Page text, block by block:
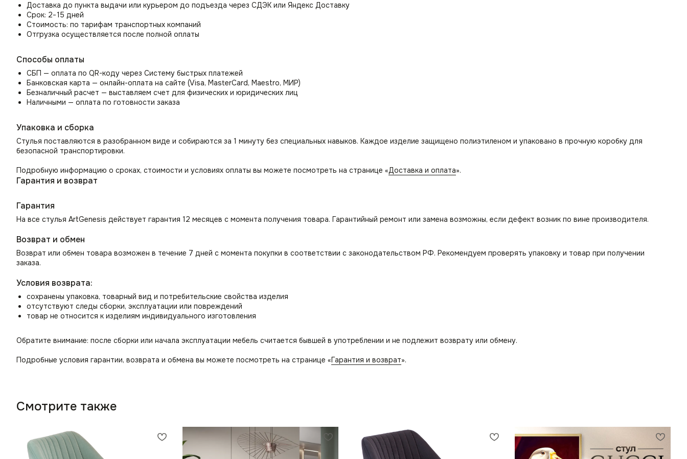
Доставка до пункта выдачи или курьером до подъезда через СДЭК или Яндекс Доставку
Срок: 2−15 дней
Стоимость: по тарифам транспортных компаний
Отгрузка осуществляется после полной оплаты
Способы оплаты
СБП — оплата по QR-коду через Систему быстрых платежей
Банковская карта — онлайн-оплата на сайте (Visa, MasterCard, Maestro, МИР)
Безналичный расчет — выставляем счет для физических и юридических лиц
Наличными — оплата по готовности заказа
Упаковка и сборка
Стулья поставляются в разобранном виде и собираются за 1 минуту без специальных навыков. Каждое изделие защищено полиэтиленом и упаковано в прочную коробку для
безопасной транспортировки.
Подробную информацию о сроках, стоимости и условиях оплаты вы можете посмотреть на странице «Доставка и оплата».
Гарантия и возврат
Гарантия
На все стулья ArtGenesis действует гарантия 12 месяцев с момента получения товара. Гарантийный ремонт или замена возможны, если дефект возник по вине производителя.
Возврат и обмен
Возврат или обмен товара возможен в течение 7 дней с момента покупки в соответствии с законодательством РФ. Рекомендуем проверять упаковку и товар при получении
заказа.
Условия возврата:
сохранены упаковка, товарный вид и потребительские свойства изделия
отсутствуют следы сборки, эксплуатации или повреждений
товар не относится к изделиям индивидуального изготовления
Обратите внимание: после сборки или начала эксплуатации мебель считается бывшей в употреблении и не подлежит возврату или обмену.
Подробные условия гарантии, возврата и обмена вы можете посмотреть на странице «Гарантия и возврат».
Смотрите также